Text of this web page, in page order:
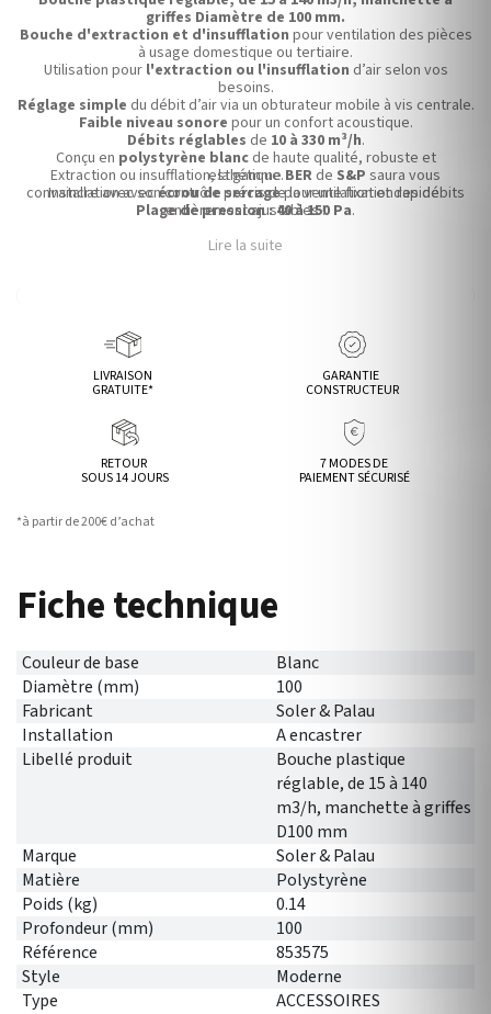
griffes Diamètre de 100 mm.
Bouche d'extraction et d'insufflation pour ventilation des pièces
à usage domestique ou tertiaire.
Utilisation pour l'extraction ou l'insufflation d’air selon vos
besoins.
Réglage simple du débit d’air via un obturateur mobile à vis centrale.
Faible niveau sonore pour un confort acoustique.
Débits réglables de 10 à 330 m³/h.
Conçu en polystyrène blancde haute qualité, robuste et
esthétique.
Installation avecécrou de serragepour une fixation rapide.
Plage de pression : 40 à 150 Pa.
Extraction ou insufflation, la gammeBER de S&P saura vous
convaincre avec son contrôle précis de la ventilation et des débits
entièrement ajustables !
Lire la suite
LIVRAISON
GRATUITE*
GARANTIE
CONSTRUCTEUR
RETOUR
SOUS 14 JOURS
7 MODES DE
PAIEMENT SÉCURISÉ
*à partir de 200€ d’achat
Fiche technique
Couleur de base
Blanc
Diamètre (mm)
100
Fabricant
Soler & Palau
Installation
A encastrer
Libellé produit
Bouche plastique
réglable, de 15 à 140
m3/h, manchette à griffes
D100 mm
Marque
Soler & Palau
Matière
Polystyrène
Poids (kg)
0.14
Profondeur (mm)
100
Référence
853575
Style
Moderne
Type
ACCESSOIRES